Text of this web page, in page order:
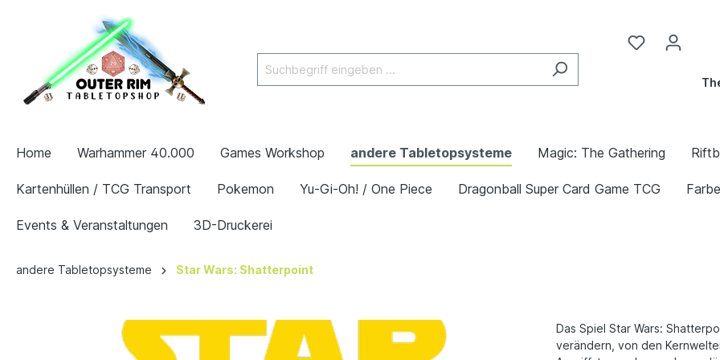
Home Warhammer 40.000 Games Workshop andere Tabletopsysteme Magic: The Gathering
Kartenhüllen / TCG Transport Pokemon Yu-Gi-Oh! / One Piece Dragonball Super Card Game TCG
Events & Veranstaltungen 3D-Druckerei
andere Tabletopsysteme Star Wars: Shatterpoint
Das Spiel Star Wars:
verändern, von den